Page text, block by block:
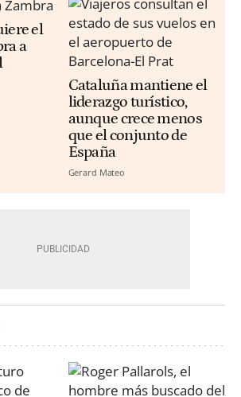
el
a
Cataluña mantiene el
liderazgo turístico,
aunque crece menos
que el conjunto de
España
Gerard Mateo